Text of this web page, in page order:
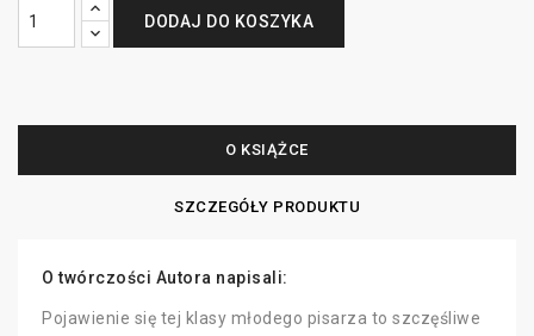
DODAJ DO KOSZYKA
O KSIĄŻCE
SZCZEGÓŁY PRODUKTU
O twórczości Autora napisali:
Pojawienie się tej klasy młodego pisarza to szczęśliwe